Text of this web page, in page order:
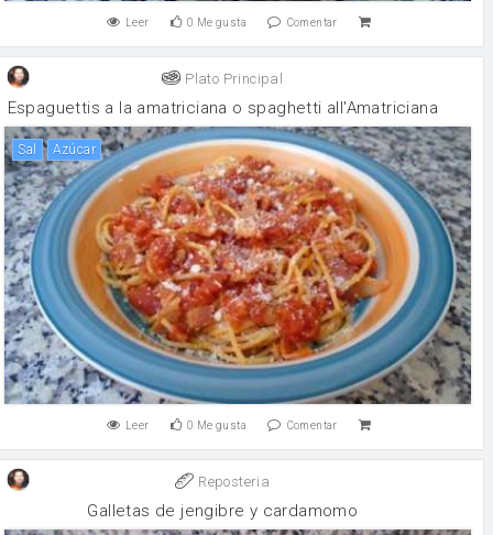
Leer 0 Me gusta Comentar
Plato Principal
Espaguettis a la amatriciana o spaghetti all'Amatriciana
sal Azúcar
Leer 0 Me gusta Comentar
Reposteria
Galletas de jengibre y cardamomo